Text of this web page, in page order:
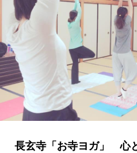
長玄寺「お寺ヨガ」 心